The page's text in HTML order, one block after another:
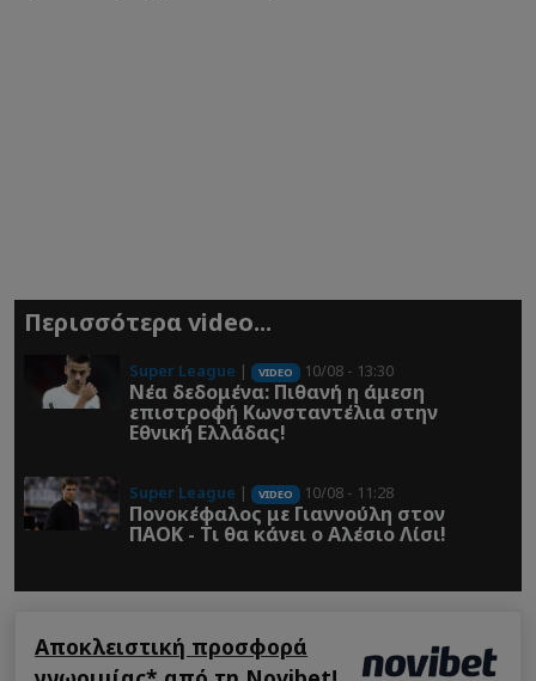
Περισσότερα video...
Super League | VIDEO 10/08 - 13:30
Νέα δεδομένα: Πιθανή η άμεση
επιστροφή Κωνσταντέλια στην
Εθνική Ελλάδας!
Super League | VIDEO 10/08 - 11:28
Πονοκέφαλος με Γιαννούλη στον
ΠΑΟΚ - Τι θα κάνει ο Αλέσιο Λίσι!
Αποκλειστική προσφορά